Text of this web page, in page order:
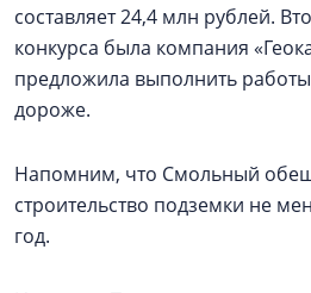
составляет 24,4 млн рублей.
конкурса была компания
предложила выполнить
дороже.
Напомним, что Смольный
строительство подземки не
год.